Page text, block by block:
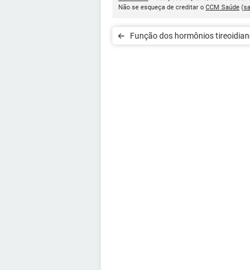
Não se esqueça de creditar o CCM Saúde (
Função dos hormônios